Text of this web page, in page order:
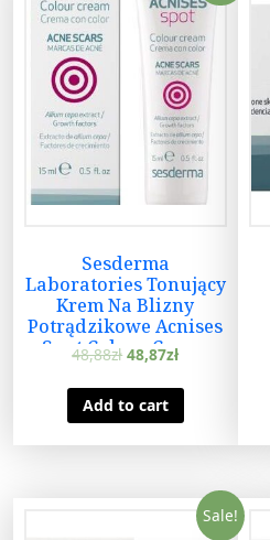
Sesderma
Laboratories Tonujący
Krem Na Blizny
Potrądzikowe Acnises
Spot Colour Cream
15ml
48,88zł 48,87zł
Add to cart
Sale!